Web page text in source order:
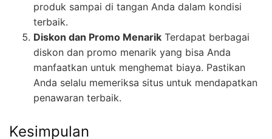
produk sampai di tangan Anda dalam kondisi
terbaik.
Diskon dan Promo Menarik Terdapat berbagai
diskon dan promo menarik yang bisa Anda
manfaatkan untuk menghemat biaya. Pastikan
Anda selalu memeriksa situs untuk mendapatkan
penawaran terbaik.
Kesimpulan